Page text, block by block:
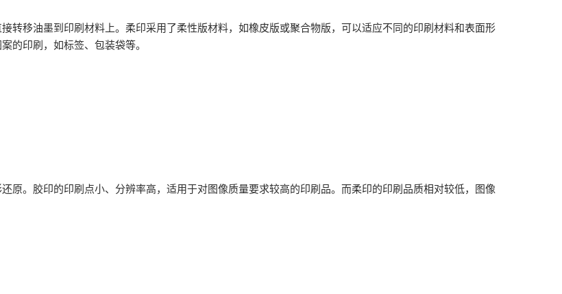
移油墨到印刷材料上。柔印采用了柔性版材料，如橡皮版或聚合物版，可以适应不同的印刷材料和表面形
的印刷，如标签、包装袋等。
。胶印的印刷点小、分辨率高，适用于对图像质量要求较高的印刷品。而柔印的印刷品质相对较低，图像